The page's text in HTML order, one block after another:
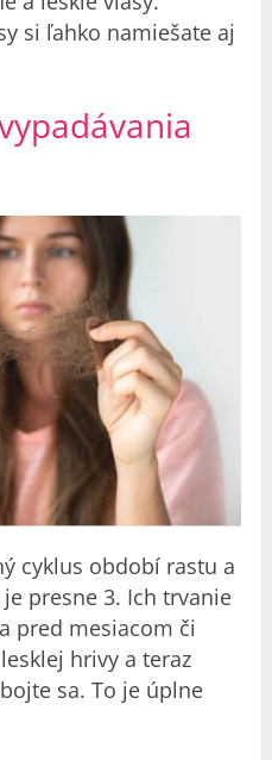
si ľahko namiešate aj
cyklus období rastu a
presne 3. Ich trvanie
pred mesiacom či
hrivy a teraz
sa. To je úplne